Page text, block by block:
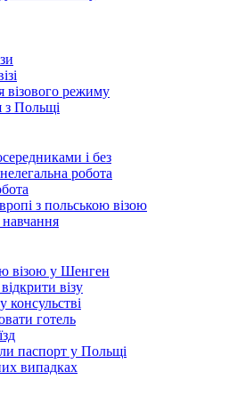
режиму
з Польщі
і без
робота
з польською візою
візою у Шенген
візу
консульстві
готель
паспорт у Польщі
випадках